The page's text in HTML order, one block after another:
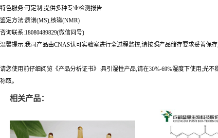
特色服务:可定制,提供多种专业检测报告
鉴定方法:质谱(MS),核磁(NMR)
咨询联系:18080489829(微信同号)
温馨提示:我司产品由CNAS认可实验室进行全过程监控,请按照产品储存要求妥善保
请您使用前仔细阅览《产品分析证书》:具引湿性产品,请在30%-69%湿度下使用;光
称取。
相关产品：